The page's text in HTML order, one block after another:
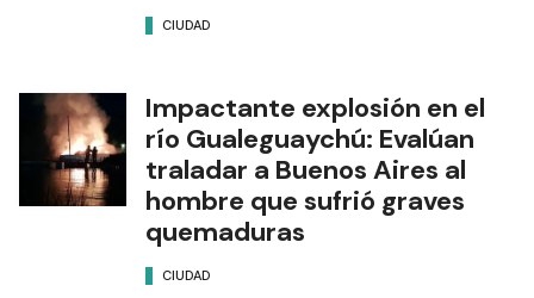
CIUDAD
Impactante explosión en el
río Gualeguaychú: Evalúan
traladar a Buenos Aires al
hombre que sufrió graves
quemaduras
CIUDAD